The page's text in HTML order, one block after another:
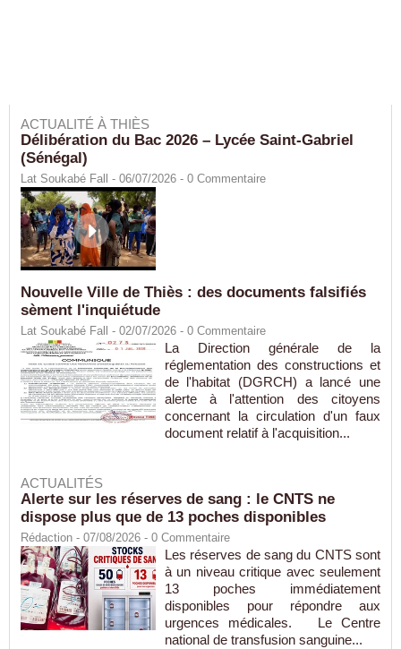
ACTUALITÉ À THIÈS
Délibération du Bac 2026 – Lycée Saint-Gabriel
(Sénégal)
Lat Soukabé Fall - 06/07/2026 - 0 Commentaire
Nouvelle Ville de Thiès : des documents falsifiés
sèment l'inquiétude
Lat Soukabé Fall - 02/07/2026 - 0 Commentaire
La Direction générale de la
réglementation des constructions et
de l'habitat (DGRCH) a lancé une
alerte à l'attention des citoyens
concernant la circulation d'un faux
document relatif à l'acquisition...
ACTUALITÉS
Alerte sur les réserves de sang : le CNTS ne
dispose plus que de 13 poches disponibles
Rédaction - 07/08/2026 - 0 Commentaire
Les réserves de sang du CNTS sont
à un niveau critique avec seulement
13 poches immédiatement
disponibles pour répondre aux
urgences médicales. Le Centre
national de transfusion sanguine...